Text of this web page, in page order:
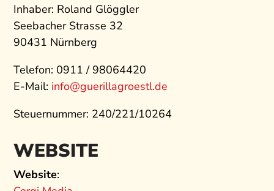
Inhaber: Roland Glöggler
Seebacher Strasse 32
90431 Nürnberg
Telefon: 0911 / 98064420
E-Mail: info@guerillagroestl.de
Steuernummer: 240/221/10264
WEBSITE
Website: